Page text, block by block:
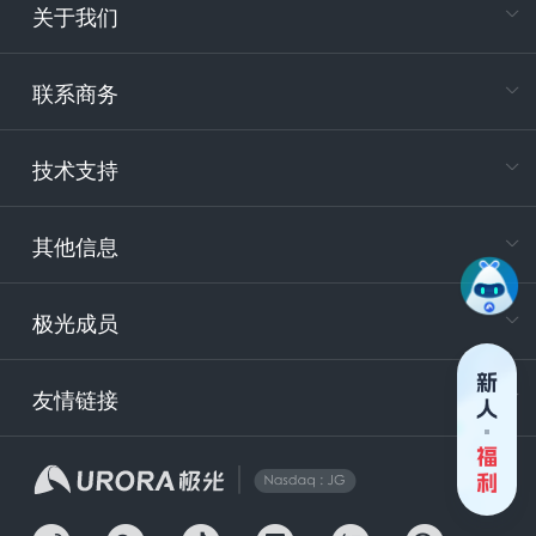
关于我们
联系商务
技术支持
其他信息
极光成员
友情链接
电
400-
技
安
企